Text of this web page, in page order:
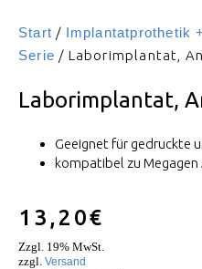
Start / Implantatprothetik
Serie / Laborimplantat,
Laborimplantat,
Geeignet für gedruckte
kompatibel zu
13,20€
Zzgl. 19% MwSt.
zzgl. Versand